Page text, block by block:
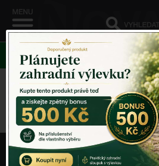
KATEGORIE
Žádný produkt nenalezen ...
NOVINKY